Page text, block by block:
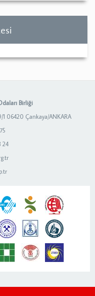
Birliği
06420 Çankaya/ANKARA
24